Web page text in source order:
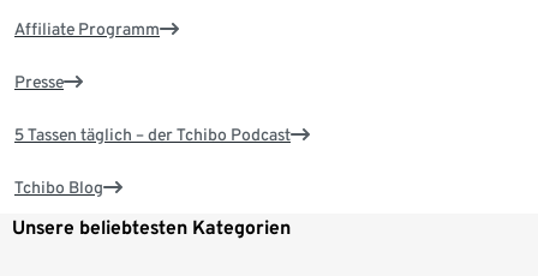
Affiliate Programm
Presse
5 Tassen täglich – der Tchibo Podcast
Tchibo Blog
Unsere beliebtesten Kategorien